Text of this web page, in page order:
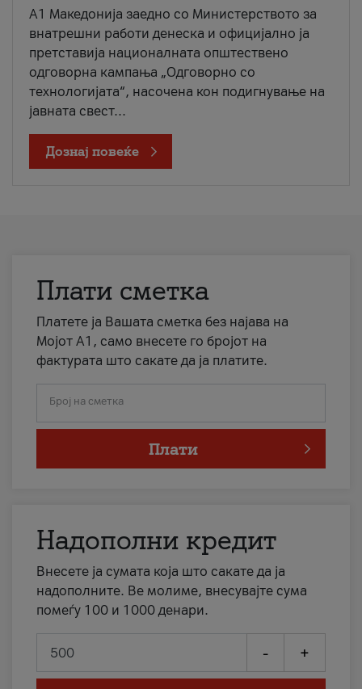
A1 Македонија заедно со Министерството за
внатрешни работи денеска и официјално ја
претставија националната општествено
одговорна кампања „Одговорно со
технологијата“, насочена кон подигнување на
јавната свест...
Дознај повеќе
Плати сметка
Платете ја Вашата сметка без најава на
Мојот А1, само внесете го бројот на
фактурата што сакате да ја платите.
Број на сметка
Плати
Надополни кредит
Внесете ја сумата која што сакате да ја
надополните. Ве молиме, внесувајте сума
помеѓу 100 и 1000 денари.
- +